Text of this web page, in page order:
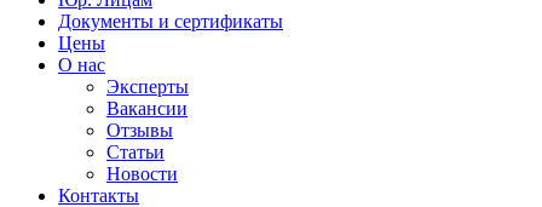
Документы и сертификаты
Цены
О нас
Эксперты
Вакансии
Отзывы
Статьи
Новости
Контакты